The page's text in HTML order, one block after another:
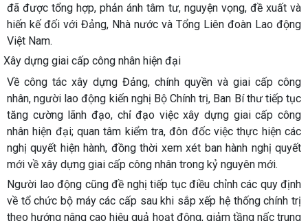
đã được tổng hợp, phản ánh tâm tư, nguyện vọng, đề xuất và
hiến kế đối với Đảng, Nhà nước và Tổng Liên đoàn Lao động
Việt Nam.
Xây dựng giai cấp công nhân hiện đại
Về công tác xây dựng Đảng, chính quyền và giai cấp công
nhân, người lao động kiến nghị Bộ Chính trị, Ban Bí thư tiếp tục
tăng cường lãnh đạo, chỉ đạo việc xây dựng giai cấp công
nhân hiện đại; quan tâm kiểm tra, đôn đốc việc thực hiện các
nghị quyết hiện hành, đồng thời xem xét ban hành nghị quyết
mới về xây dựng giai cấp công nhân trong kỷ nguyên mới.
Người lao động cũng đề nghị tiếp tục điều chỉnh các quy định
về tổ chức bộ máy các cấp sau khi sắp xếp hệ thống chính trị
theo hướng nâng cao hiệu quả hoạt động, giảm tầng nấc trung